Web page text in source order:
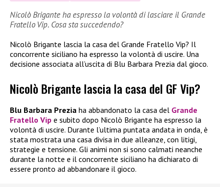
Nicolò Brigante ha espresso la volontà di lasciare il Grande
Fratello Vip. Cosa sta succedendo?
Nicolò Brigante lascia la casa del Grande Fratello Vip? Il
concorrente siciliano ha espresso la volontà di uscire. Una
decisione associata all’uscita di Blu Barbara Prezia dal gioco.
Nicolò Brigante lascia la casa del GF Vip?
Blu Barbara Prezia ha abbandonato la casa del Grande
Fratello Vip e subito dopo Nicolò Brigante ha espresso la
volontà di uscire. Durante l’ultima puntata andata in onda, è
stata mostrata una casa divisa in due alleanze, con litigi,
strategie e tensione. Gli animi non si sono calmati neanche
durante la notte e il concorrente siciliano ha dichiarato di
essere pronto ad abbandonare il gioco.